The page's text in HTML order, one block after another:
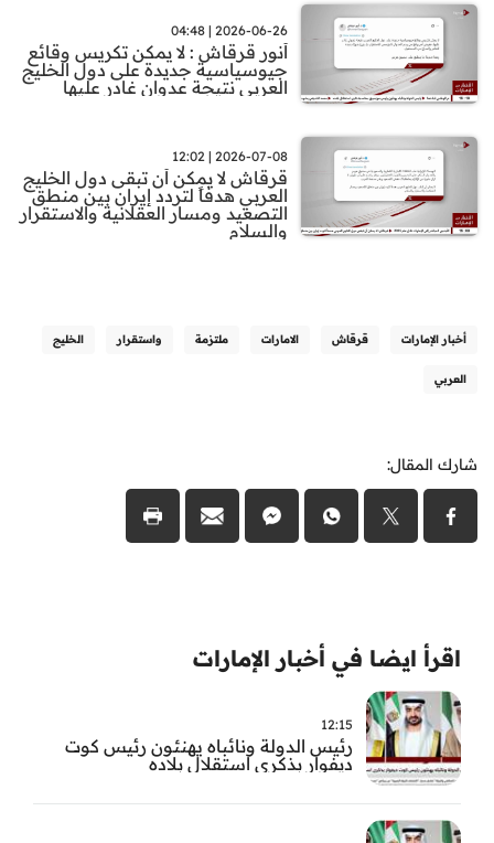
2026-06-26 | 04:48
أنور قرقاش : لا يمكن تكريس وقائع
جيوسياسية جديدة على دول الخليج
العربي نتيجة عدوان غادر عليها
2026-07-08 | 12:02
قرقاش لا يمكن أن تبقى دول الخليج
العربي هدفاً لتردد إيران بين منطق
التصعيد ومسار العقلانية والاستقرار
والسلام
أخبار الإمارات قرقاش الامارات ملتزمة واستقرار الخليج
العربي
شارك المقال:
اقرأ ايضا في أخبار الإمارات
12:15
رئيس الدولة ونائباه يهنئون رئيس كوت
ديفوار بذكرى استقلال بلاده